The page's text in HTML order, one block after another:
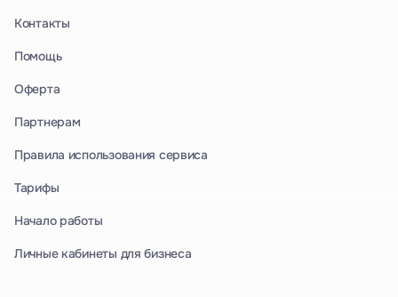
Контакты
Помощь
Оферта
Партнерам
Правила использования сервиса
Тарифы
Начало работы
Личные кабинеты для бизнеса